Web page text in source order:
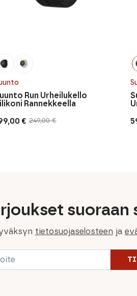
249,00€
€
Run Urheilukello
Rannekkeella
suoraan
tietosuojaselosteen ja